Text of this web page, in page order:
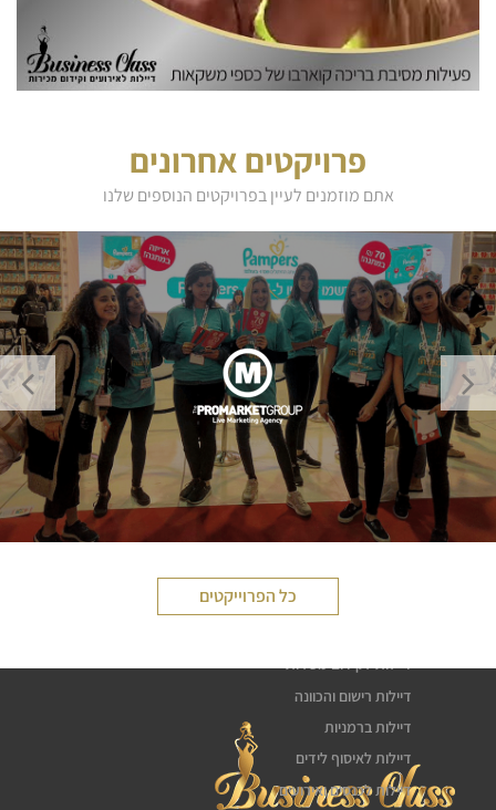
פרויקטים אחרונים
אתם מוזמנים לעיין בפרויקטים הנוספים שלנו
כבכל שנה, דיילות "ביזנס קלאס דיילות" משתתפות באירוע בייבילנד במגוון תפקידים,
שביניהם: הכוונה ומשיכת לקוחות לעמדה, הסברה על המוצר, הרשמה לאתר וחלוקת
מתנות ודוגמיות למשתתפים.
לעמוד הפרויקט
כל הפרוייקטים
דיילות לקידום מכירות
דיילות רישום והכוונה
דיילות ברמניות
דיילות לאיסוף לידים
דיילות לכנסים ואירועים